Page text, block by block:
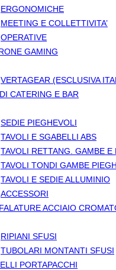
ERGONOMICHE
MEETING E COLLETTIVITA’
OPERATIVE
GAMING
VERTAGEAR (ESCLUSIVA
CATERING E BAR
SEDIE PIEGHEVOLI
TAVOLI E SGABELLI ABS
TAVOLI RETTANG. GAMBE E
TAVOLI TONDI GAMBE
TAVOLI E SEDIE ALLUMINIO
ACCESSORI
ACCIAIO
RIPIANI SFUSI
TUBOLARI MONTANTI SFUSI
PORTAPACCHI